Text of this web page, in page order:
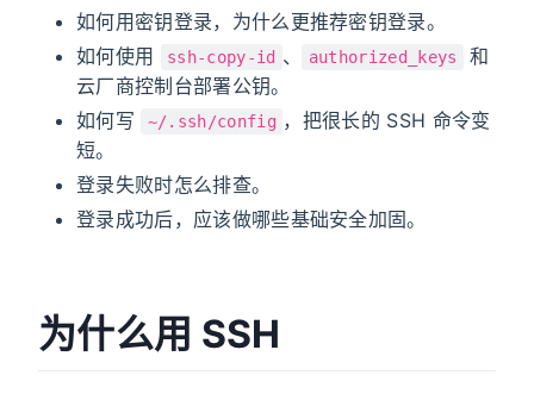
如何用密钥登录，为什么更推荐密钥登录。
如何使用
ssh-copy-id 、 authorized_keys
和
云厂商控制台部署公钥。
如何写
~/.ssh/config ，把很长的 SSH 命令变
短。
登录失败时怎么排查。
登录成功后，应该做哪些基础安全加固。
为什么用 SSH